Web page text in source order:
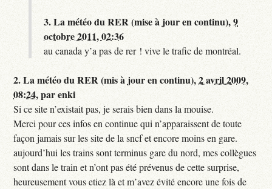
3.La météo du RER (mise à jour en continu),9
octobre 2011, 02:36
au canada y’a pas de rer ! vive le trafic de montréal.
2.La météo du RER (mis à jour en continu),2 avril 2009,
08:24,parenki
Si ce site n’existait pas, je serais bien dans la mouise.
Merci pour ces infos en continue qui n’apparaissent de toute
façon jamais sur les site de la sncf et encore moins en gare.
aujourd’hui les trains sont terminus gare du nord, mes collègues
sont dans le train et n’ont pas été prévenus de cette surprise,
heureusement vous etiez là et m’avez évité encore une fois de